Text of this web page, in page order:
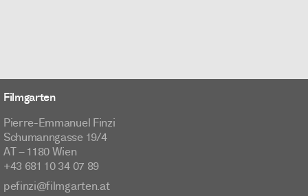
Filmgarten
Pierre-Emmanuel Finzi
Schumanngasse 19/4
AT – 1180 Wien
+43 681 10 34 07 89
pefinzi@filmgarten.at